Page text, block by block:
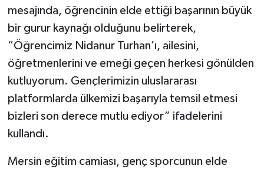
mesajında, öğrencinin elde ettiği başarının büyük
bir gurur kaynağı olduğunu belirterek,
“Öğrencimiz Nidanur Turhan’ı, ailesini,
öğretmenlerini ve emeği geçen herkesi gönülden
kutluyorum. Gençlerimizin uluslararası
platformlarda ülkemizi başarıyla temsil etmesi
bizleri son derece mutlu ediyor” ifadelerini
kullandı.
Mersin eğitim camiası, genç sporcunun elde